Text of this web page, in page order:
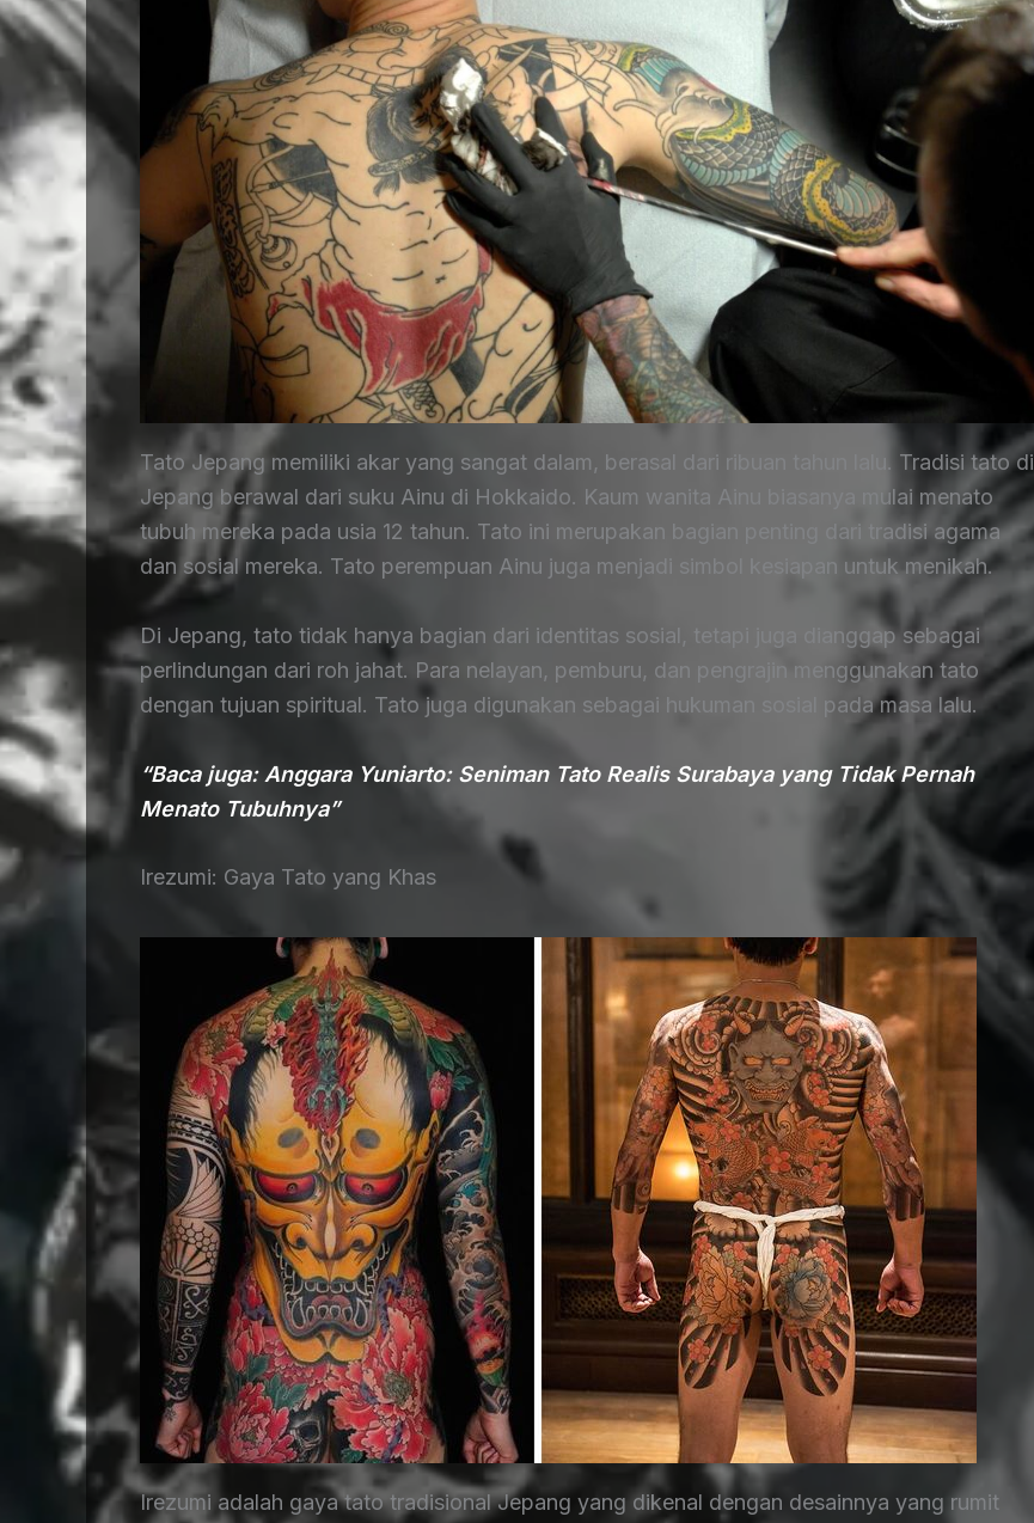
Tato Jepang memiliki akar yang sangat dalam, berasal dari ribuan tahun lalu. Tradisi tato di
Jepang berawal dari suku Ainu di Hokkaido. Kaum wanita Ainu biasanya mulai menato
tubuh mereka pada usia 12 tahun. Tato ini merupakan bagian penting dari tradisi agama
dan sosial mereka. Tato perempuan Ainu juga menjadi simbol kesiapan untuk menikah.
Di Jepang, tato tidak hanya bagian dari identitas sosial, tetapi juga dianggap sebagai
perlindungan dari roh jahat. Para nelayan, pemburu, dan pengrajin menggunakan tato
dengan tujuan spiritual. Tato juga digunakan sebagai hukuman sosial pada masa lalu.
“Baca juga: Anggara Yuniarto: Seniman Tato Realis Surabaya yang Tidak Pernah
Menato Tubuhnya”
Irezumi: Gaya Tato yang Khas
Irezumi adalah gaya tato tradisional Jepang yang dikenal dengan desainnya yang rumit